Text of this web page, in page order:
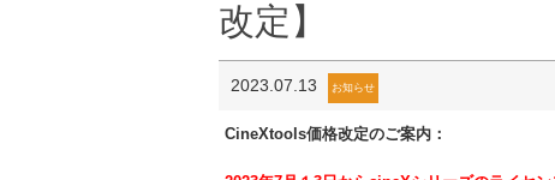
改定】
2023.07.13 お知らせ
CineXtools価格改定のご案内：